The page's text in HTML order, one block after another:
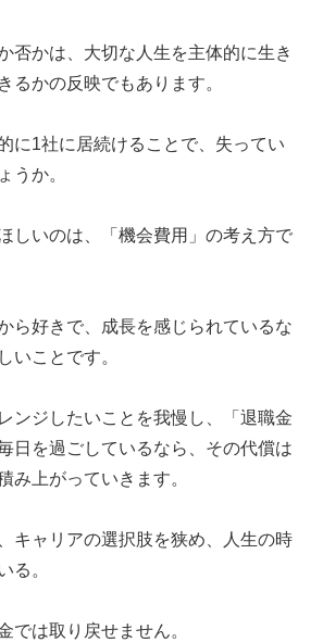
否かは、大切な人生を主体的に生き
るかの反映でもあります。
に1社に居続けることで、失ってい
うか。
しいのは、「機会費用」の考え方で
ら好きで、成長を感じられているな
いことです。
ンジしたいことを我慢し、「退職金
日を過ごしているなら、その代償は
み上がっていきます。
キャリアの選択肢を狭め、人生の時
る。
では取り戻せません。